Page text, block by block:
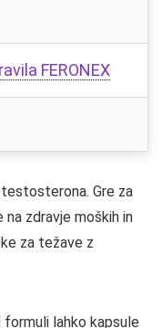
FERONEX
Gre za
zdravje moških in
za težave z
lahko kapsule